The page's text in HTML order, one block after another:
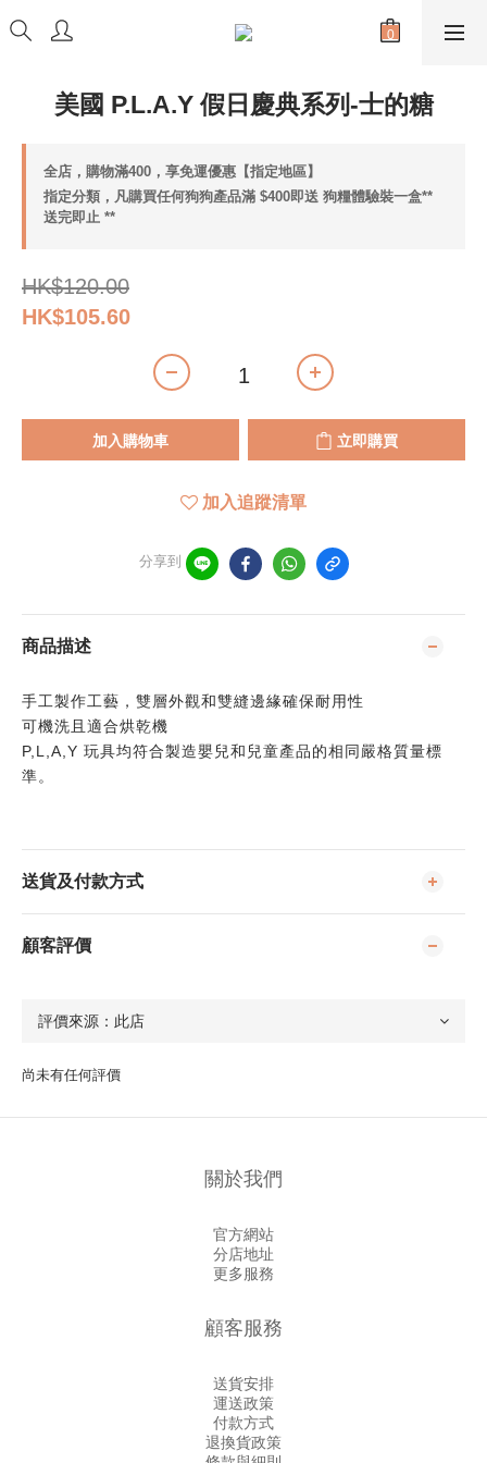
美國 P.L.A.Y 假日慶典系列-士的糖
全店，購物滿400，享免運優惠【指定地區】
指定分類，凡購買任何狗狗產品滿 $400即送 狗糧體驗裝一盒**
送完即止 **
HK$120.00
HK$105.60
加入購物車 立即購買
加入追蹤清單
分享到
商品描述
手工製作工藝，雙層外觀和雙縫邊緣確保耐用性
可機洗且適合烘乾機
P,L,A,Y 玩具均符合製造嬰兒和兒童產品的相同嚴格質量標
準。
送貨及付款方式
顧客評價
尚未有任何評價
關於我們
官方網站
分店地址
更多服務
顧客服務
送貨安排
運送政策
付款方式
退換貨政策